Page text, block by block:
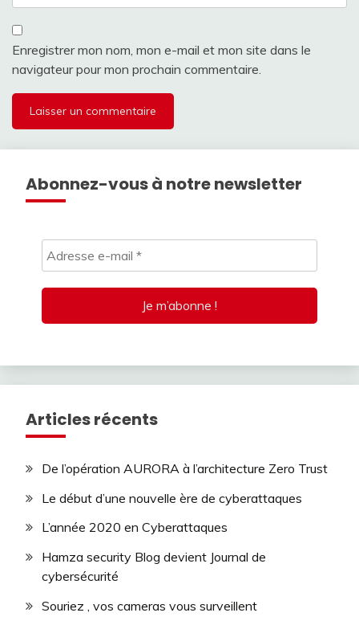
Enregistrer mon nom, mon e-mail et mon site dans le
navigateur pour mon prochain commentaire.
Abonnez-vous à notre newsletter
Articles récents
De l’opération AURORA à l’architecture Zero Trust
Le début d’une nouvelle ère de cyberattaques
L’année 2020 en Cyberattaques
Hamza security Blog devient Journal de
cybersécurité
Souriez , vos cameras vous surveillent